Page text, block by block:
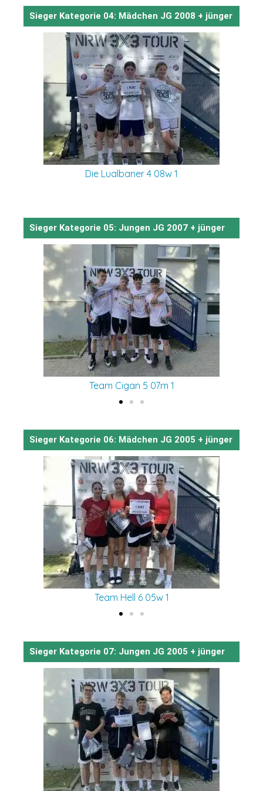
Sieger Kategorie 04: Mädchen JG 2008 + jünger
Die Lualbaner 4 08w 1
Sieger Kategorie 05: Jungen JG 2007 + jünger
Team Cigan 5 07m 1
Sieger Kategorie 06: Mädchen JG 2005 + jünger
Team Hell 6 05w 1
Sieger Kategorie 07: Jungen JG 2005 + jünger